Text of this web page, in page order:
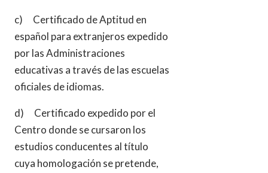
c) Certificado de Aptitud en
español para extranjeros expedido
por las Administraciones
educativas a través de las escuelas
oficiales de idiomas.
d) Certificado expedido por el
Centro donde se cursaron los
estudios conducentes al título
cuya homologación se pretende,